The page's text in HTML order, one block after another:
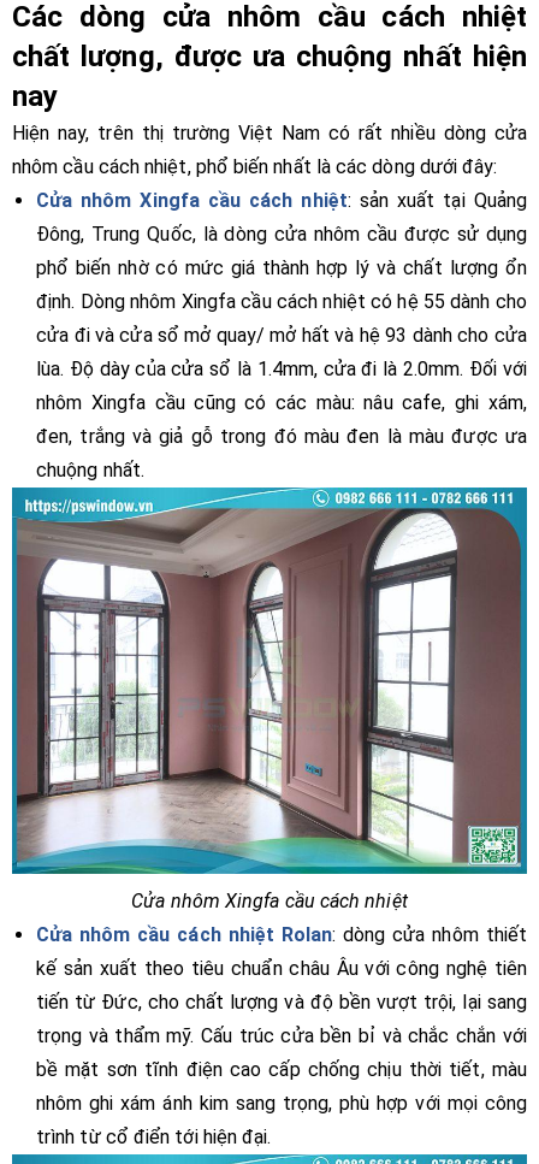
Các dòng cửa nhôm cầu cách nhiệt
chất lượng, được ưa chuộng nhất hiện
nay
Hiện nay, trên thị trường Việt Nam có rất nhiều dòng cửa
nhôm cầu cách nhiệt, phổ biến nhất là các dòng dưới đây:
Cửa nhôm Xingfa cầu cách nhiệt: sản xuất tại Quảng
Đông, Trung Quốc, là dòng cửa nhôm cầu được sử dụng
phổ biến nhờ có mức giá thành hợp lý và chất lượng ổn
định. Dòng nhôm Xingfa cầu cách nhiệt có hệ 55 dành cho
cửa đi và cửa sổ mở quay/ mở hất và hệ 93 dành cho cửa
lùa. Độ dày của cửa sổ là 1.4mm, cửa đi là 2.0mm. Đối với
nhôm Xingfa cầu cũng có các màu: nâu cafe, ghi xám,
đen, trắng và giả gỗ trong đó màu đen là màu được ưa
chuộng nhất.
Cửa nhôm Xingfa cầu cách nhiệt
Cửa nhôm cầu cách nhiệt Rolan: dòng cửa nhôm thiết
kế sản xuất theo tiêu chuẩn châu Âu với công nghệ tiên
tiến từ Đức, cho chất lượng và độ bền vượt trội, lại sang
trọng và thẩm mỹ. Cấu trúc cửa bền bỉ và chắc chắn với
bề mặt sơn tĩnh điện cao cấp chống chịu thời tiết, màu
nhôm ghi xám ánh kim sang trọng, phù hợp với mọi công
trình từ cổ điển tới hiện đại.